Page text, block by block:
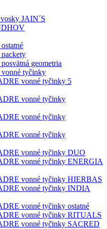
JAIN´S
geometria
tyčinky
vonné tyčinky 5
vonné tyčinky
vonné tyčinky
vonné tyčinky
vonné tyčinky DUO
vonné tyčinky ENERGIA
vonné tyčinky HIERBAS
vonné tyčinky INDIA
vonné tyčinky ostatné
vonné tyčinky RITUALS
vonné tyčinky SACRED